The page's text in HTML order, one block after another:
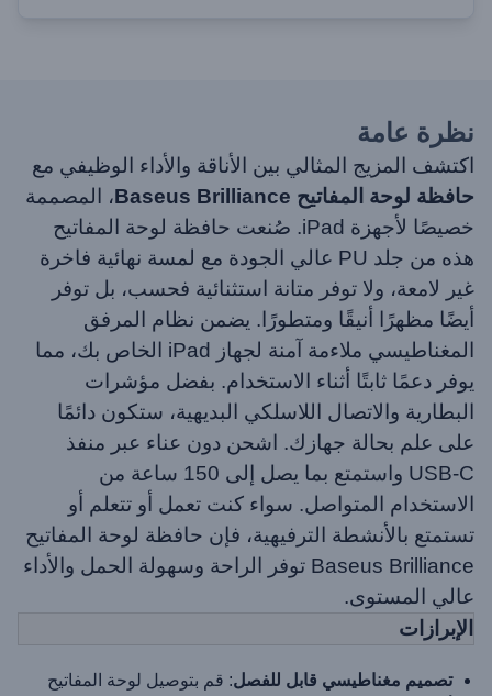
نظرة عامة
اكتشف المزيج المثالي بين الأناقة والأداء الوظيفي مع
حافظة لوحة المفاتيح Baseus Brilliance
، المصممة
خصيصًا لأجهزة iPad. صُنعت حافظة لوحة المفاتيح
هذه من جلد PU عالي الجودة مع لمسة نهائية فاخرة
غير لامعة، ولا توفر متانة استثنائية فحسب، بل توفر
أيضًا مظهرًا أنيقًا ومتطورًا. يضمن نظام المرفق
المغناطيسي ملاءمة آمنة لجهاز iPad الخاص بك، مما
يوفر دعمًا ثابتًا أثناء الاستخدام. بفضل مؤشرات
البطارية والاتصال اللاسلكي البديهية، ستكون دائمًا
على علم بحالة جهازك. اشحن دون عناء عبر منفذ
USB-C واستمتع بما يصل إلى 150 ساعة من
الاستخدام المتواصل. سواء كنت تعمل أو تتعلم أو
تستمتع بالأنشطة الترفيهية، فإن حافظة لوحة المفاتيح
Baseus Brilliance توفر الراحة وسهولة الحمل والأداء
عالي المستوى.
الإبرازات
تصميم مغناطيسي قابل للفصل: قم بتوصيل لوحة المفاتيح